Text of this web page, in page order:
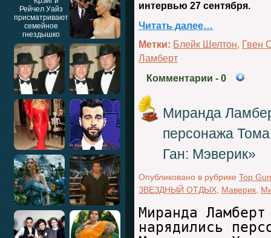
интервью 27 сентября.
Читать далее…
Метки: Блейк Шелтон, Гвен
Ламберт
Комментарии - 0
Миранда
персонажа
Ган: Мэверик»
Опубликовано в рубрике Top Gun
ЗВЕЗДНЫЙ ОТДЫХ Маверик
Миранда
нарядились